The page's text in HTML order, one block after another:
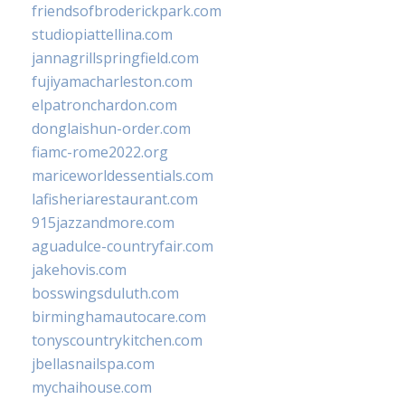
friendsofbroderickpark.com
studiopiattellina.com
jannagrillspringfield.com
fujiyamacharleston.com
elpatronchardon.com
donglaishun-order.com
fiamc-rome2022.org
mariceworldessentials.com
lafisheriarestaurant.com
915jazzandmore.com
aguadulce-countryfair.com
jakehovis.com
bosswingsduluth.com
birminghamautocare.com
tonyscountrykitchen.com
jbellasnailspa.com
mychaihouse.com